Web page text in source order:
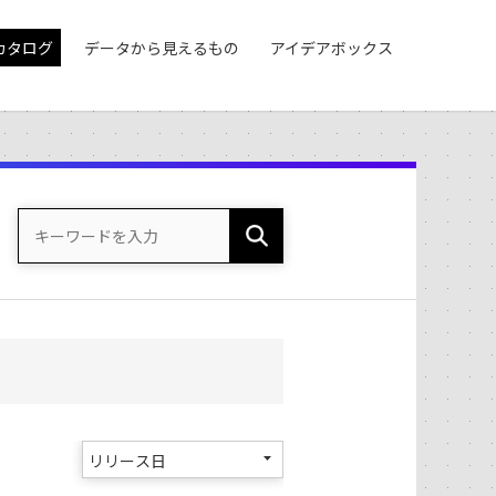
タログ データから見えるもの アイデアボックス